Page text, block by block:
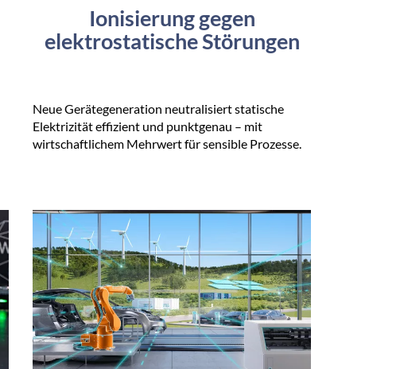
Ionisierung gegen
elektrostatische Störungen
Neue Gerätegeneration neutralisiert statische
Elektrizität effizient und punktgenau – mit
wirtschaftlichem Mehrwert für sensible Prozesse.